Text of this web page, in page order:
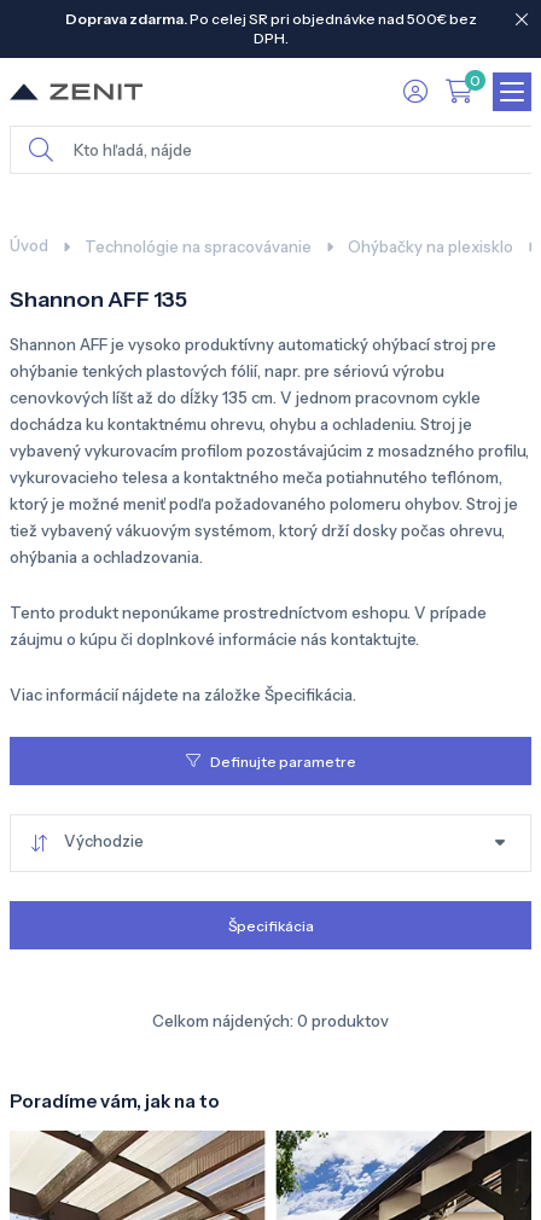
Doprava zdarma.Po celej SR pri objednávke nad 500€ bez
DPH.
0
Úvod Technológie na spracovávanie Ohýbačky na plexisklo
Shannon AFF 135
Shannon AFF je vysoko produktívny automatický ohýbací stroj pre
ohýbanie tenkých plastových fólií, napr. pre sériovú výrobu
cenovkových líšt až do dĺžky 135 cm. V jednom pracovnom cykle
dochádza ku kontaktnému ohrevu, ohybu a ochladeniu. Stroj je
vybavený vykurovacím profilom pozostávajúcim z mosadzného profilu,
vykurovacieho telesa a kontaktného meča potiahnutého teflónom,
ktorý je možné meniť podľa požadovaného polomeru ohybov. Stroj je
tiež vybavený vákuovým systémom, ktorý drží dosky počas ohrevu,
ohýbania a ochladzovania.
Tento produkt neponúkame prostredníctvom eshopu. V prípade
záujmu o kúpu či doplnkové informácie nás kontaktujte.
Viac informácií nájdete na záložke Špecifikácia.
Definujte parametre
Východzie
Špecifikácia
Celkom nájdených: 0 produktov
Poradíme vám, jak na to